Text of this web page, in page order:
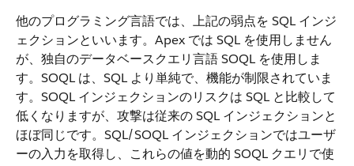
他のプログラミング言語では、上記の弱点を SQL インジ
ェクションといいます。Apex では SQL を使用しません
が、独自のデータベースクエリ言語 SOQL を使用しま
す。SOQL は、SQL より単純で、機能が制限されていま
す。SOQL インジェクションのリスクは SQL と比較して
低くなりますが、攻撃は従来の SQL インジェクションと
ほぼ同じです。SQL/SOQL インジェクションではユーザ
ーの入力を取得し、これらの値を動的 SOQL クエリで使